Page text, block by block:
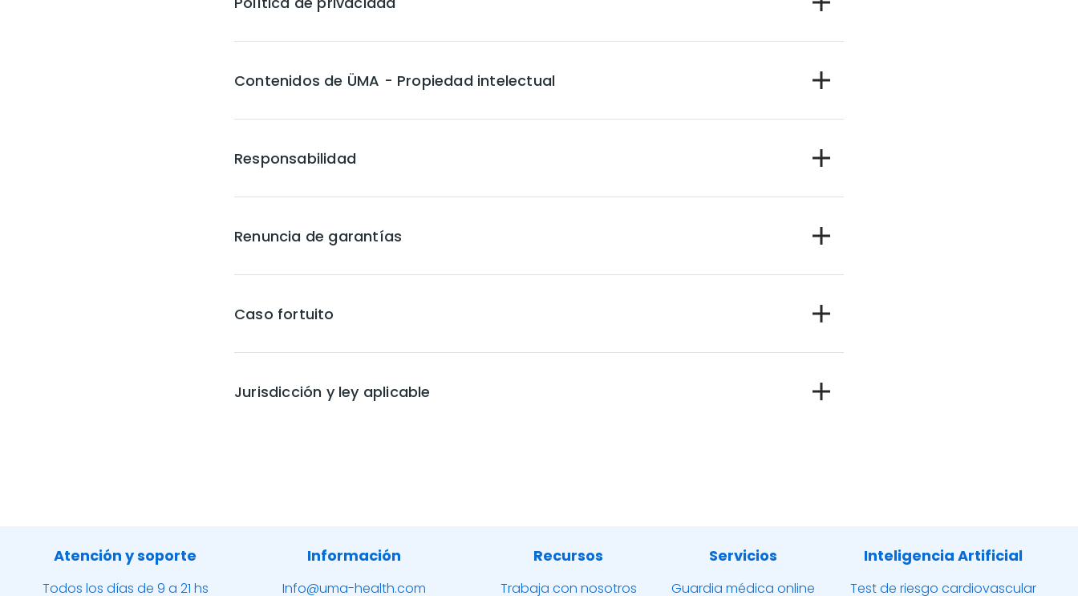
Contenidos de ÜMA - Propiedad intelectual
Responsabilidad
Renuncia de garantías
Caso fortuito
Jurisdicción y ley aplicable
Atención y soporte
Todos los días de 9 a 21 hs
Información
Info@uma-health.com
Recursos
Trabaja con nosotros
Servicios
Guardia médica online
Inteligencia Artificial
Test de riesgo cardiovascular